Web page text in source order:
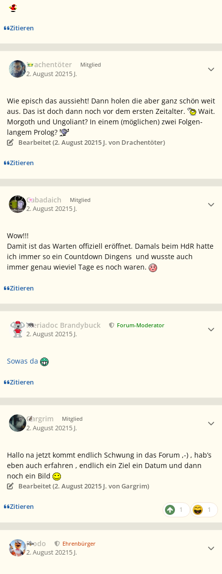
Zitieren
Drachentöter Mitglied
2. August 20215 J.
Wie episch das aussieht! Dann holen die aber ganz schön weit
aus. Das ist doch dann noch vor dem ersten Zeitalter.
Wait.
Morgoth und Ungoliant? In einem (möglichen) zwei Folgen-
langem Prolog?
Bearbeitet (2. August 20215 J. von Drachentöter)
Zitieren
Cabadaich Mitglied
2. August 20215 J.
Wow!!!
Damit ist das Warten offiziell eröffnet. Damals beim HdR hatte
ich immer so ein Countdown Dingens und wusste auch
immer genau wieviel Tage es noch waren.
Zitieren
Meriadoc Brandybuck Forum-Moderator
2. August 20215 J.
Sowas da
Zitieren
Gargrim Mitglied
2. August 20215 J.
Hallo na jetzt kommt endlich Schwung in das Forum ,-) , hab’s
eben auch erfahren , endlich ein Ziel ein Datum und dann
noch ein Bild
Bearbeitet (2. August 20215 J. von Gargrim)
Zitieren 1 1
Frodo Ehrenbürger
2. August 20215 J.